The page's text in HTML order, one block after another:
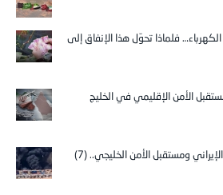
الكهرباء… فلماذا تحوّل هذا الإنفاق إلى
الأمن الإقليمي في الخليج
ومستقبل الأمن الخليجي.. (7)